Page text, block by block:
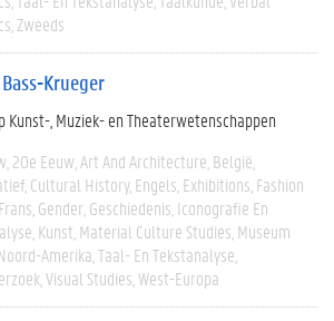
Zweeds
Krueger
Kunst-, Muziek- en Theaterwetenschappen
20e Eeuw Art And Architecture België
Cultural History Engels Exhibitions Fashion
Frans Gender Geschiedenis Iconografie En
Kunst Material Culture Studies Museum
Amerika Taal- En Tekstanalyse
Visual Studies West-Europa